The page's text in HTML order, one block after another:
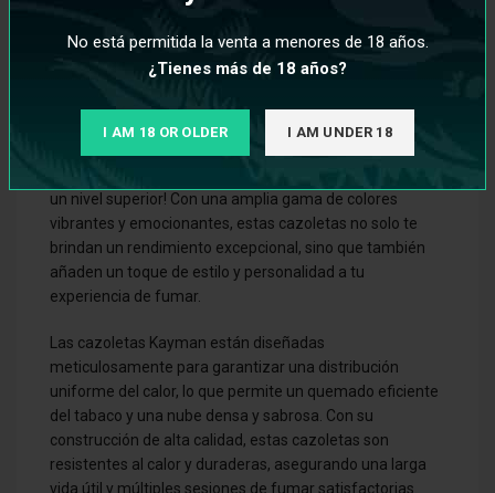
No está permitida la venta a menores de 18 años.
¿Tienes más de 18 años?
I AM 18 OR OLDER I AM UNDER 18
un nivel superior! Con una amplia gama de colores
vibrantes y emocionantes, estas cazoletas no solo te
brindan un rendimiento excepcional, sino que también
añaden un toque de estilo y personalidad a tu
experiencia de fumar.
Las cazoletas Kayman están diseñadas
meticulosamente para garantizar una distribución
uniforme del calor, lo que permite un quemado eficiente
del tabaco y una nube densa y sabrosa. Con su
construcción de alta calidad, estas cazoletas son
resistentes al calor y duraderas, asegurando una larga
vida útil y múltiples sesiones de fumar satisfactorias.